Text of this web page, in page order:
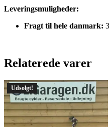
Leveringsmuligheder:
Fragt til hele danmark:
Relaterede varer
Udsolgt!